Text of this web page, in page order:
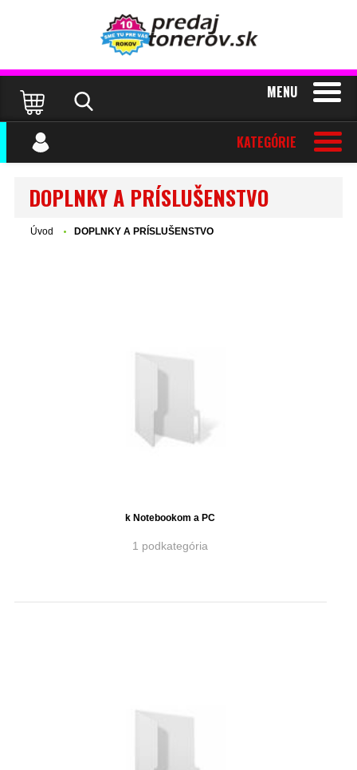
MENU
KATEGÓRIE
DOPLNKY A PRÍSLUŠENSTVO
Úvod DOPLNKY A PRÍSLUŠENSTVO
k Notebookom a PC
1 podkategória